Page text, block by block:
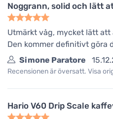
Noggrann, solid och lätt
Utmärkt våg, mycket lätt att
Den kommer definitivt göra
Simone Paratore
Recensionen är översatt. Visa
Hario V60 Drip Scale